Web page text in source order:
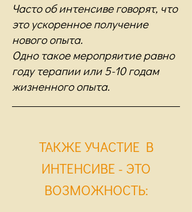
Часто об интенсиве говорят, что
это ускоренное получение
нового опыта.
Одно такое меропряитие равно
году терапии или 5-10 годам
жизненного опыта.
ТАКЖЕ УЧАСТИЕ В
ИНТЕНСИВЕ - ЭТО
ВОЗМОЖНОСТЬ: